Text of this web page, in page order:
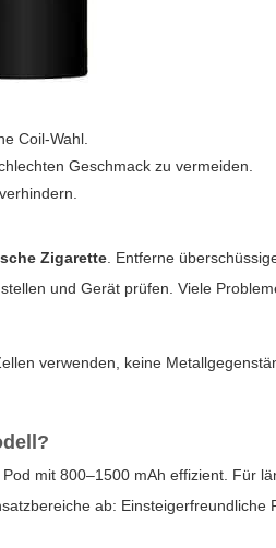
Coil-Wahl.
Geschmack zu vermeiden.
Zigarette . Entferne
und Gerät prüfen. Viele
verwenden, keine
mit 800–1500 mAh effizient. Für
ab: